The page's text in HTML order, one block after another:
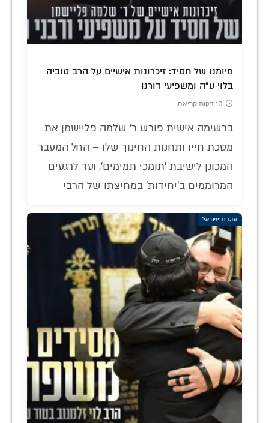
מיומנו של חסיד: זיכרונות אישיים על הרב טוביה
בלוי ע"ה ומשפיעי דורנו
10 דקות קריאה
ברשימה אישית פורש ר' שלמה פליישמן את
מסכת חייו ותחנות החינוך שלו – החל המעבר
המכונן לישיבת 'תומכי תמימים', ועד לרגעים
המרוממים ב'יחידות' במחיצתו של הרבי
אהבת ישראל